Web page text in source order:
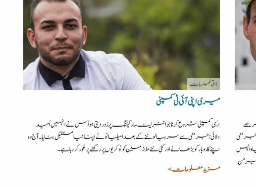
جرمنی
واپس
جرمن
| ذاتی تجربات
میری اپنی آئی ٹی کمپنی
ایسی کمپنی شروع کرنا جو انٹرنیٹ مارکیٹنگ پر زور دیتی ہو اُس نے انہیں اُمید
دلائی:جرمنی سے سربیا لوٹنے کے بعد امیلیانو نے اپنا نیا مستقبل بنایا۔ آج وہ
اپنے کاروبار کو بڑھانے اور کئی نئے ملازمین کو نوکریوں پر رکھنے پر غور کررہا ہے۔
مزید معلومات >